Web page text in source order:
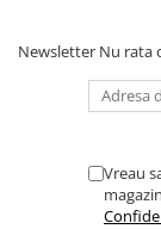
Newsletter Nu rata
Vreau